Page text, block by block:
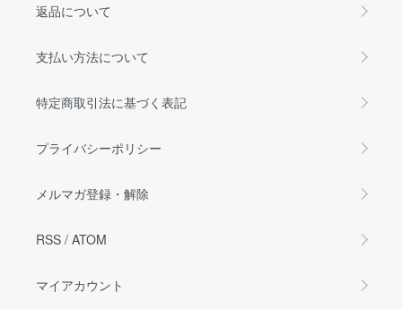
返品について
支払い方法について
特定商取引法に基づく表記
プライバシーポリシー
メルマガ登録・解除
RSS / ATOM
マイアカウント